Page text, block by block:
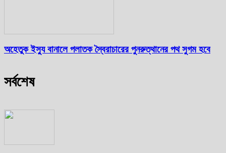
অহেতুক ইস্যু বানালে পলাতক স্বৈরাচারের পুনরুত্থানের পথ সুগম হবে
সর্বশেষ